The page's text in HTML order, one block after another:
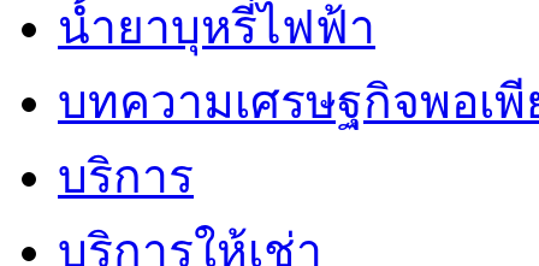
น้ำยาบุหรี่ไฟฟ้า
บทความเศรษฐกิจพอเพี
บริการ
บริการให้เช่า